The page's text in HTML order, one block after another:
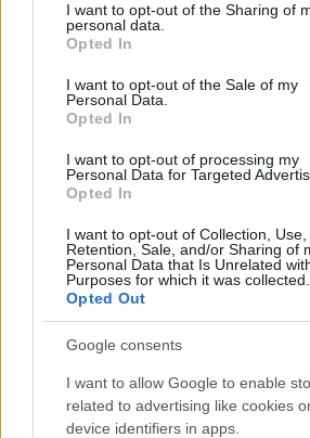
not limited to your visit or usage
grant or deny consent to Google and its
use your data for below specified
consent section.
I want to opt-out of the Sharing of
personal data.
Opted In
I want to opt-out of the Sale of my
Personal Data.
Opted In
I want to opt-out of processing my
Personal Data for Targeted
Opted In
I want to opt-out of Collection, Use,
Retention, Sale, and/or Sharing of
Personal Data that Is Unrelated
Purposes for which it was collected.
Opted Out
Google consents
I want to allow Google to enable
related to advertising like cookies
device identifiers in apps.
GIOCHI
EUG 2026: Salerno capitale dello
europeo
GIOCHI